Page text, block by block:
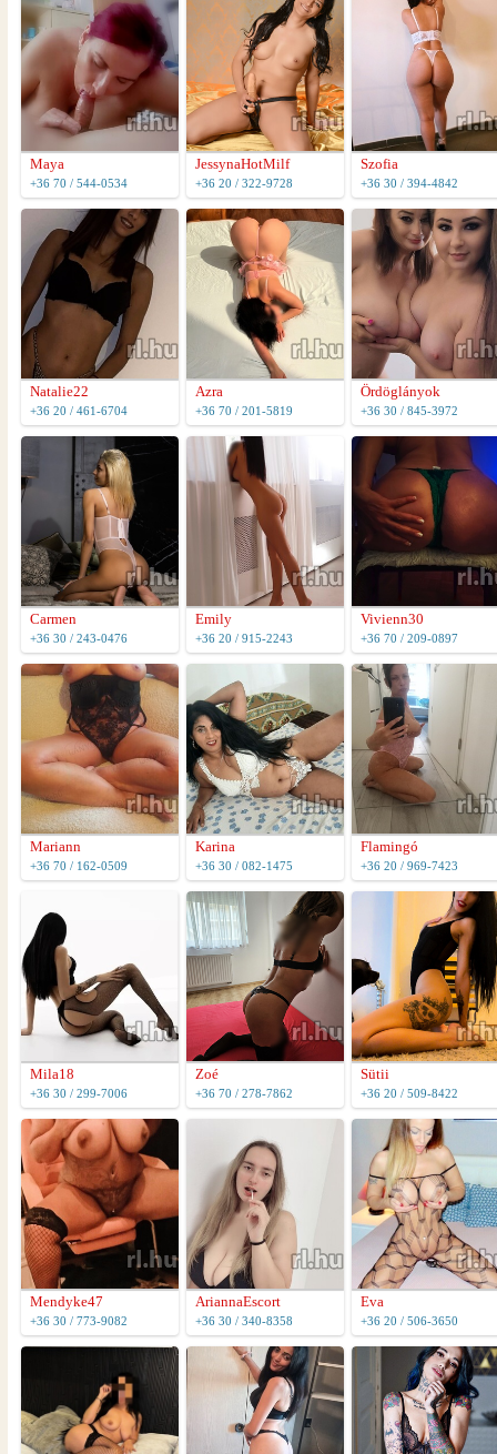
Maya
+36 70 / 544-0534
JessynaHotMilf
+36 20 / 322-9728
Szofia
+36 30 / 394-4842
Natalie22
+36 20 / 461-6704
Azra
+36 70 / 201-5819
Ördöglányok
+36 30 / 845-3972
Carmen
+36 30 / 243-0476
Emily
+36 20 / 915-2243
Vivienn30
+36 70 / 209-0897
Mariann
+36 70 / 162-0509
Karina
+36 30 / 082-1475
Flamingó
+36 20 / 969-7423
Mila18
+36 30 / 299-7006
Zoé
+36 70 / 278-7862
Sütii
+36 20 / 509-8422
Mendyke47
+36 30 / 773-9082
AriannaEscort
+36 30 / 340-8358
Eva
+36 20 / 506-3650